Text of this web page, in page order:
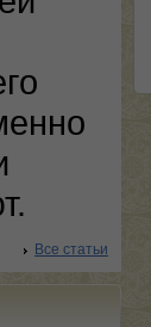
Все статьи